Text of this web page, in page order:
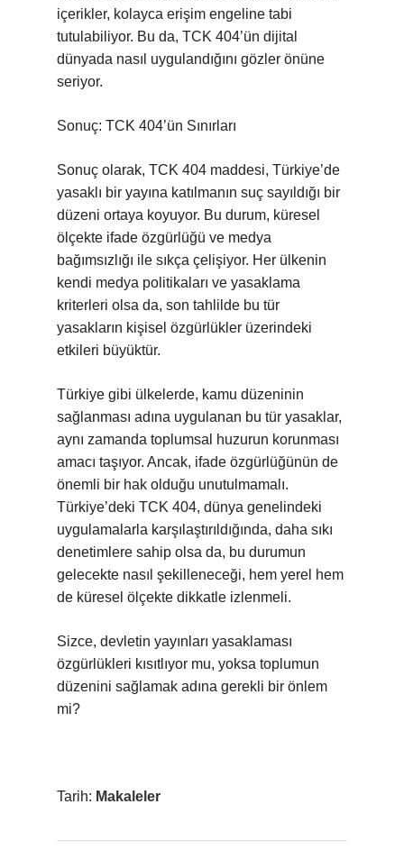
içerikler, kolayca erişim engeline tabi
tutulabiliyor. Bu da, TCK 404’ün dijital
dünyada nasıl uygulandığını gözler önüne
seriyor.
Sonuç: TCK 404’ün Sınırları
Sonuç olarak, TCK 404 maddesi, Türkiye’de
yasaklı bir yayına katılmanın suç sayıldığı bir
düzeni ortaya koyuyor. Bu durum, küresel
ölçekte ifade özgürlüğü ve medya
bağımsızlığı ile sıkça çelişiyor. Her ülkenin
kendi medya politikaları ve yasaklama
kriterleri olsa da, son tahlilde bu tür
yasakların kişisel özgürlükler üzerindeki
etkileri büyüktür.
Türkiye gibi ülkelerde, kamu düzeninin
sağlanması adına uygulanan bu tür yasaklar,
aynı zamanda toplumsal huzurun korunması
amacı taşıyor. Ancak, ifade özgürlüğünün de
önemli bir hak olduğu unutulmamalı.
Türkiye’deki TCK 404, dünya genelindeki
uygulamalarla karşılaştırıldığında, daha sıkı
denetimlere sahip olsa da, bu durumun
gelecekte nasıl şekilleneceği, hem yerel hem
de küresel ölçekte dikkatle izlenmeli.
Sizce, devletin yayınları yasaklaması
özgürlükleri kısıtlıyor mu, yoksa toplumun
düzenini sağlamak adına gerekli bir önlem
mi?
Tarih: Makaleler